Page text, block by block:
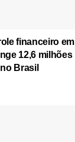
financeiro em
12,6 milhões
Brasil